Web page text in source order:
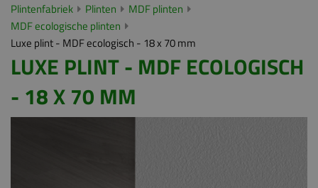
Plintenfabriek Plinten
MDF plinten
MDF ecologische plinten
Luxe plint - MDF ecologisch - 18 x 70 mm
LUXE PLINT - MDF ECOLOGISCH
- 18 X 70 MM